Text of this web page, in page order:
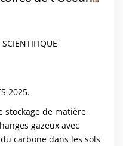
2025.
stockage de matière
gazeux avec
carbone dans les sols